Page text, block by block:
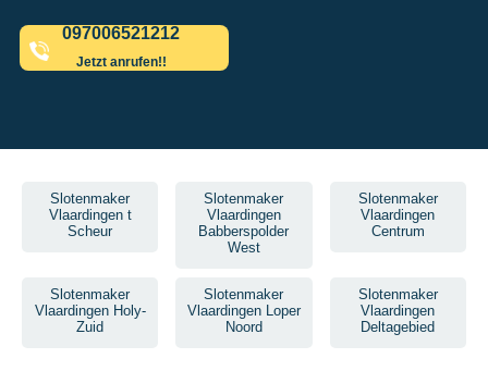
097006521212
Jetzt anrufen!!
Slotenmaker
Vlaardingen t
Scheur
Slotenmaker
Vlaardingen
Babberspolder
West
Slotenmaker
Vlaardingen
Centrum
Slotenmaker
Vlaardingen Holy-
Zuid
Slotenmaker
Vlaardingen Loper
Noord
Slotenmaker
Vlaardingen
Deltagebied